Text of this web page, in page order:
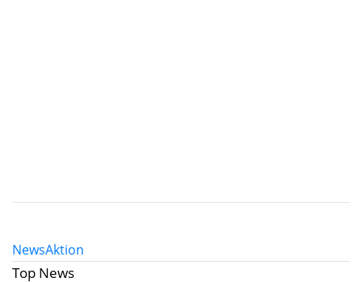
NewsAktion
Top News